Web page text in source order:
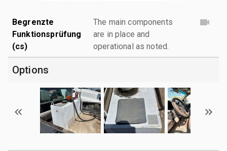
Begrenzte
Funktionsprüfung
(cs)
The main components
are in place and
operational as noted.
Options